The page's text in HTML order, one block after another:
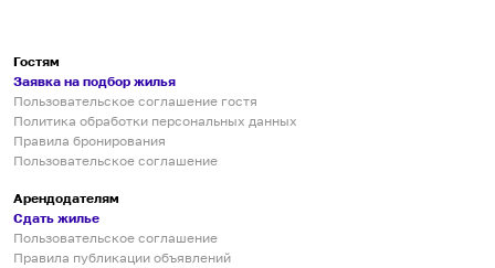
Гостям
Заявка на подбор жилья
Пользовательское соглашение гостя
Политика обработки персональных данных
Правила бронирования
Пользовательское соглашение
Арендодателям
Сдать жилье
Пользовательское соглашение
Правила публикации объявлений